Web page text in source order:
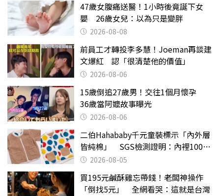
47歲女腹痛送醫！1小時後竟誕下女
嬰 26歲女兒：以為只是變胖
2026-08-08
前員工才轉投李多慧！Joeman再談建
文爆紅 認「很清楚他的價值」
2026-08-06
15歲倒追27歲男！交往1個月懷孕
36歲當阿嬤故事曝光
2026-08-06
二伯Hahababy千元童裝標示「內外層
皆純棉」 SGS檢測證明：內裡100%
聚酯纖維
2026-08-05
買195元鹹酥雞忘帶錢！老闆神操作
「倒找5元」 全網看哭：這就是台灣